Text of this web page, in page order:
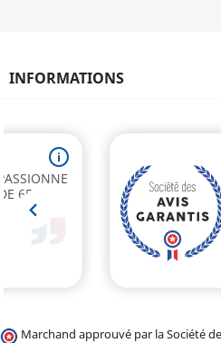
INFORMATIONS
Marchand approuvé par la Société